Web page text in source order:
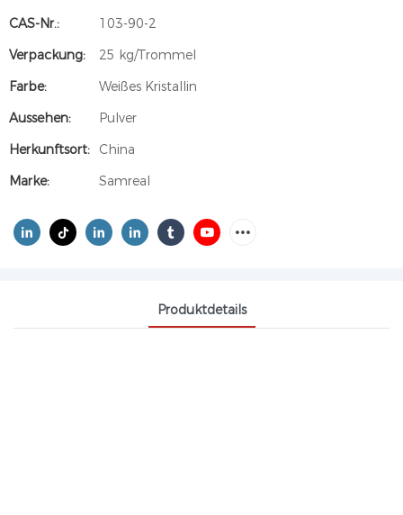
CAS-Nr.:
103-90-2
Verpackung:
25 kg/Trommel
Farbe:
Weißes Kristallin
Aussehen:
Pulver
Herkunftsort:
China
Marke:
Samreal
Produktdetails